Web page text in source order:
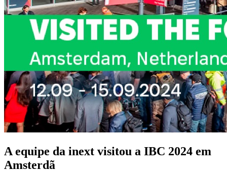
A equipe da inext visitou a IBC 2024 em
Amsterdã